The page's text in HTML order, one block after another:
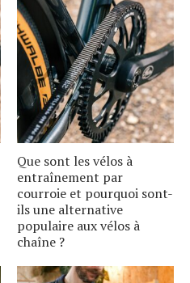
Que sont les vélos à
entraînement par
courroie et pourquoi sont-
ils une alternative
populaire aux vélos à
chaîne ?